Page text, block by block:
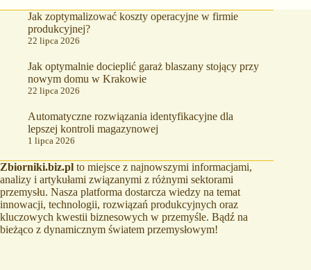
Jak zoptymalizować koszty operacyjne w firmie
produkcyjnej?
22 lipca 2026
Jak optymalnie docieplić garaż blaszany stojący przy
nowym domu w Krakowie
22 lipca 2026
Automatyczne rozwiązania identyfikacyjne dla
lepszej kontroli magazynowej
1 lipca 2026
Zbiorniki.biz.pl to miejsce z najnowszymi informacjami,
analizy i artykułami związanymi z różnymi sektorami
przemysłu. Nasza platforma dostarcza wiedzy na temat
innowacji, technologii, rozwiązań produkcyjnych oraz
kluczowych kwestii biznesowych w przemyśle. Bądź na
bieżąco z dynamicznym światem przemysłowym!